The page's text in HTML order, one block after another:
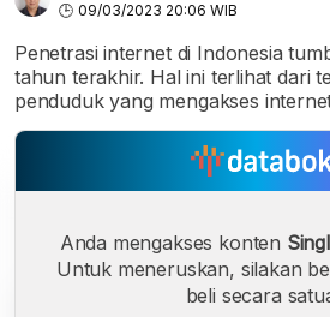
09/03/2023 20:06 WIB
Penetrasi internet di Indonesia
tahun terakhir. Hal ini terlihat dari
penduduk yang mengakses
Anda mengakses konten
Untuk meneruskan, silakan
beli secara